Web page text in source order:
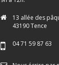
13 allée des
43190 Tence
04 71 59 87 63